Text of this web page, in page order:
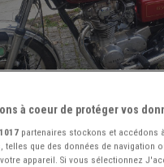
à coeur de protéger vos
1017 partenaires stockons et accédons
telles que des données de navigation
appareil. Si vous sélectionnez